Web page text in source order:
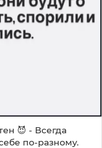
😈 - Всегда
по-разному.